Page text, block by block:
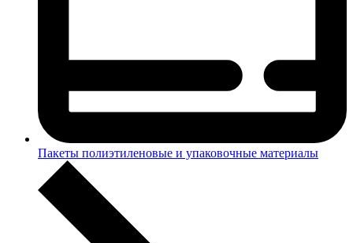
Пакеты полиэтиленовые и упаковочные материалы